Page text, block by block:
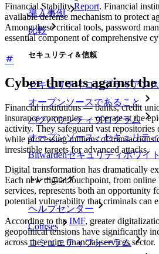
導入事例
比較
セキュリティ＆信頼
セキュリティコンプライアンス
オープンソースであること
バグバウンティプログラム
オープンソース・セキュリテ
Bitwardenセキュリティホワイ
トレーニング
ヘルプセンター
Courses
コミュニティフォーラム
Financial StabilityReport. Financial
available defense mechanism to protect
Among these critical tools, password
essential component of comprehensive
Cyber threats against
Financial institutions — banks, credit
insurance companies — operate at the
activity. They safeguard vast repositories
while processing millions of transactions
irresistible targets for advanced attacks.
Digital transformation has dramatically
Each new digital touchpoint, from
services, represents both an opportunity
potential vulnerability that criminals can
According to the IMF, greater
geopolitical tensions have significantly
across the entire financial services sector.